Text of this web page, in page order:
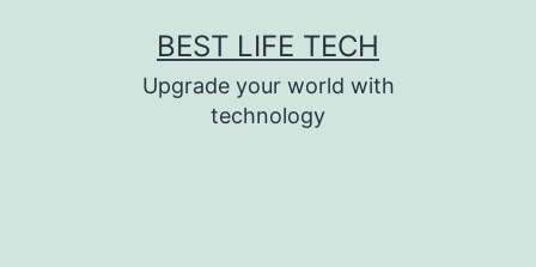
BEST LIFE TECH
Upgrade your world with
technology